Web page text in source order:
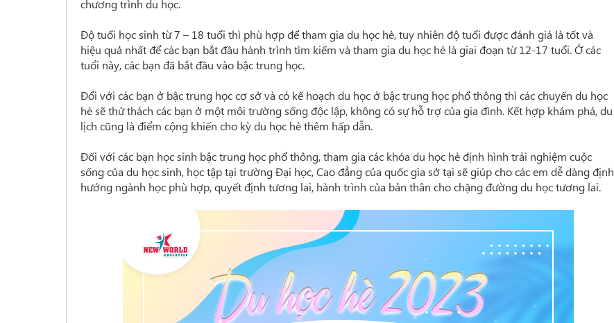
chương trình du học.
Độ tuổi học sinh từ 7 – 18 tuổi thì phù hợp để tham gia du học hè, tuy nhiên độ tuổi được đánh giá là tốt và
hiệu quả nhất để các bạn bắt đầu hành trình tìm kiếm và tham gia du học hè là giai đoạn từ 12-17 tuổi. Ở các
tuổi này, các bạn đã bắt đầu vào bậc trung học.
Đổi với các bạn ở bậc trung học cơ sở và có kế hoạch du học ở bậc trung học phổ thông thì các chuyến du học
hè sẽ thử thách các bạn ở một môi trường sống độc lập, không có sự hỗ trợ của gia đình. Kết hợp khám phá, du
lịch cũng là điểm cộng khiến cho kỳ du học hè thêm hấp dẫn.
Đối với các bạn học sinh bậc trung học phổ thông, tham gia các khóa du học hè định hình trải nghiệm cuộc
sống của du học sinh, học tập tại trường Đại học, Cao đẳng của quốc gia sở tại sẽ giúp cho các em dễ dàng định
hướng ngành học phù hợp, quyết định tương lai, hành trình của bản thân cho chặng đường du học tương lai.